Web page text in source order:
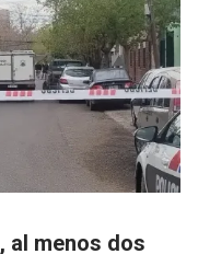
al menos dos